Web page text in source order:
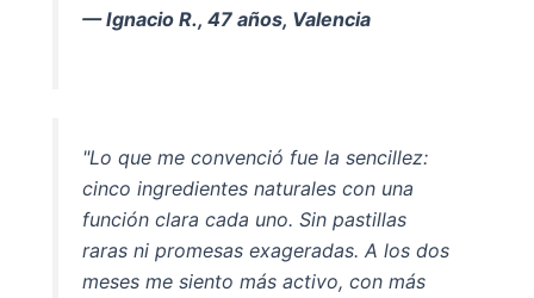
— Ignacio R., 47 años, Valencia
"Lo que me convenció fue la sencillez:
cinco ingredientes naturales con una
función clara cada uno. Sin pastillas
raras ni promesas exageradas. A los dos
meses me siento más activo, con más